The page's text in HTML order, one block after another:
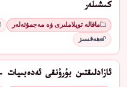
كىشىلەر
ماقالە توپلاملىرى ۋە مەجمۇئەلەر
ھەقسىز
ئازادلىقتىن بۇرۇنقى